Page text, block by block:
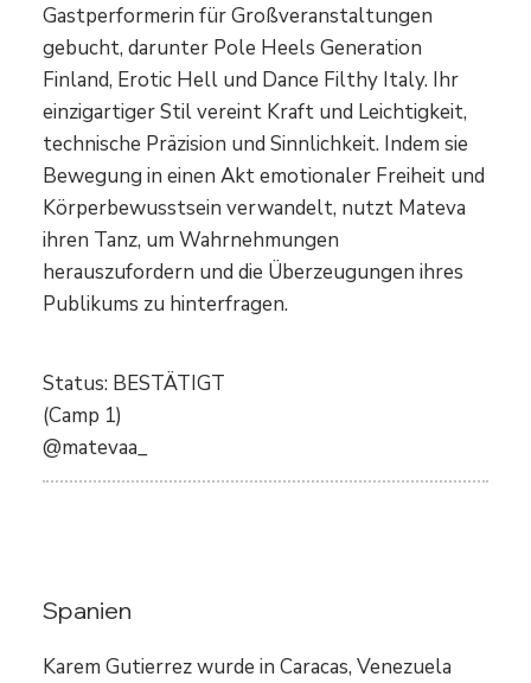
Gastperformerin für Großveranstaltungen
gebucht, darunter Pole Heels Generation
Finland, Erotic Hell und Dance Filthy Italy. Ihr
einzigartiger Stil vereint Kraft und Leichtigkeit,
technische Präzision und Sinnlichkeit. Indem sie
Bewegung in einen Akt emotionaler Freiheit und
Körperbewusstsein verwandelt, nutzt Mateva
ihren Tanz, um Wahrnehmungen
herauszufordern und die Überzeugungen ihres
Publikums zu hinterfragen.
Status: BESTÄTIGT
(Camp 1)
@matevaa_
Spanien
Karem Gutierrez wurde in Caracas, Venezuela